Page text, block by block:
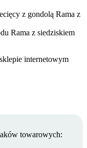
Rama z
Rama z siedziskiem
internetowym
towarowych: